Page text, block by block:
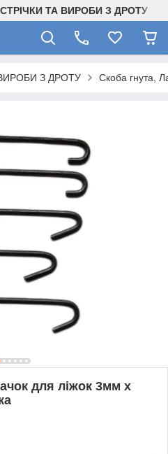
ТА ВИРОБИ З ДРОТУ
З ДРОТУ Скоба гнута,
для ліжок 3мм х